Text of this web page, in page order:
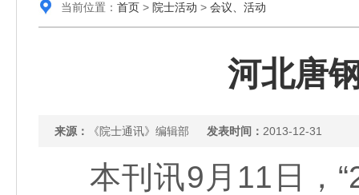
当前位置： 首页> 院士活动 > 会议、活动
河北唐
来源： 《院士通讯》编辑部 发表时间： 2013-12-31
本刊讯9月11日，